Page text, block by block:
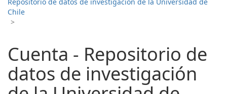
Chile
>
Cuenta - Repositorio de
datos de investigación